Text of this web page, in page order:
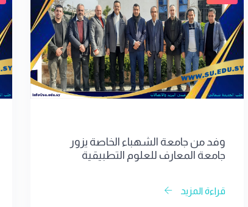
وفد من جامعة الشهباء الخاصة يزور
جامعة المعارف للعلوم التطبيقية
قراءة المزيد